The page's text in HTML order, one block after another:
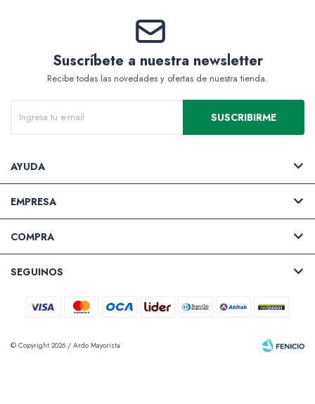
Suscríbete a nuestra newsletter
Recibe todas las novedades y ofertas de nuestra tienda.
SUSCRIBIRME
AYUDA
EMPRESA
COMPRA
SEGUINOS
© Copyright 2026 / Ardo Mayorista
Pinceles
Accesorios de arte